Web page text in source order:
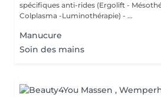
spécifiques anti-rides (Ergolift -
Colplasma -Luminothérapie) - ...
Manucure
Soin des mains